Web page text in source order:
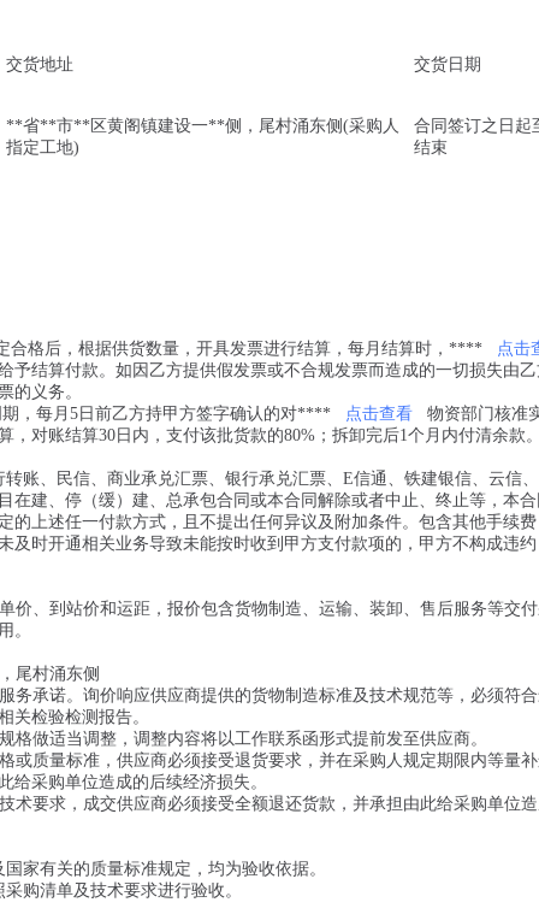
交货地址 交货日期
**省**市**区黄阁镇建设一**侧，尾村涌东侧(采购人
指定工地)
合同签订之日起
结束
合格后，根据供货数量，开具发票进行结算，每月结算时，****
点击
予结算付款。如因乙方提供假发票或不合规发票而造成的一切损失由
的义务。
，每月5日前乙方持甲方签字确认的对****
点击查看
物资部门核准
对账结算30日内，支付该批货款的80%；拆卸完后1个月内付清余款
转账、民信、商业承兑汇票、银行承兑汇票、E信通、铁建银信、云信
在建、停（缓）建、总承包合同或本合同解除或者中止、终止等，本
的上述任一付款方式，且不提出任何异议及附加条件。包含其他手续
及时开通相关业务导致未能按时收到甲方支付款项的，甲方不构成违
价、到站价和运距，报价包含货物制造、运输、装卸、售后服务等交
。
尾村涌东侧
务承诺。询价响应供应商提供的货物制造标准及技术规范等，必须符
关检验检测报告。
做适当调整，调整内容将以工作联系函形式提前发至供应商。
或质量标准，供应商必须接受退货要求，并在采购人规定期限内等量
给采购单位造成的后续经济损失。
术要求，成交供应商必须接受全额退还货款，并承担由此给采购单位
家有关的质量标准规定，均为验收依据。
购清单及技术要求进行验收。